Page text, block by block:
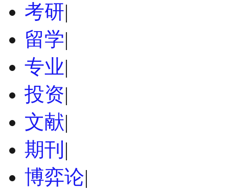
考研|
留学|
专业|
投资|
文献|
期刊 |
博弈论|